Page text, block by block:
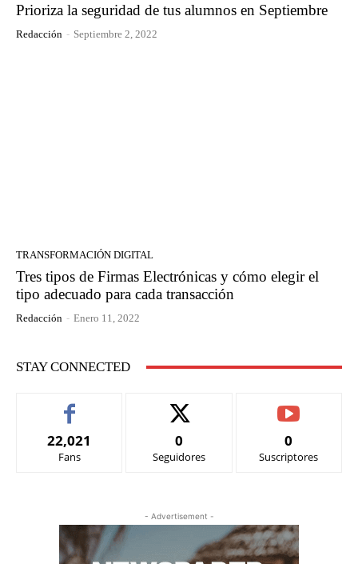
Prioriza la seguridad de tus alumnos en Septiembre
Redacción - Septiembre 2, 2022
TRANSFORMACIÓN DIGITAL
Tres tipos de Firmas Electrónicas y cómo elegir el
tipo adecuado para cada transacción
Redacción - Enero 11, 2022
STAY CONNECTED
22,021
Fans
0
Seguidores
0
Suscriptores
- Advertisement -